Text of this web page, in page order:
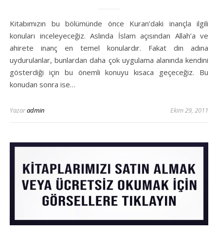
Kitabımızın bu bölümünde önce Kuran’daki inançla ilgili
konuları inceleyeceğiz. Aslında İslam açısından Allah’a ve
ahirete inanç en temel konulardır. Fakat din adına
uydurulanlar, bunlardan daha çok uygulama alanında kendini
gösterdiği için bu önemli konuyu kısaca geçeceğiz. Bu
konudan sonra ise…
Yazaradmin Ekim 29, 2011